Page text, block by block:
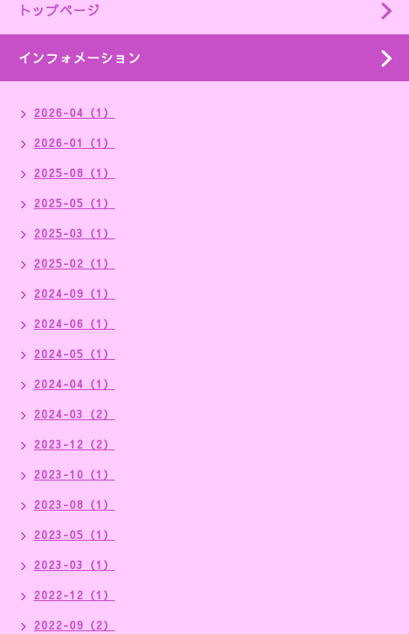
トップページ
インフォメーション
2026-04（1）
2026-01（1）
2025-08（1）
2025-05（1）
2025-03（1）
2025-02（1）
2024-09（1）
2024-06（1）
2024-05（1）
2024-04（1）
2024-03（2）
2023-12（2）
2023-10（1）
2023-08（1）
2023-05（1）
2023-03（1）
2022-12（1）
2022-09（2）